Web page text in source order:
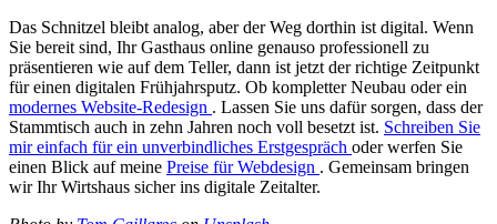
Das Schnitzel bleibt analog, aber der Weg dorthin ist digital. Wenn
Sie bereit sind, Ihr Gasthaus online genauso professionell zu
präsentieren wie auf dem Teller, dann ist jetzt der richtige Zeitpunkt
für einen digitalen Frühjahrsputz. Ob kompletter Neubau oder ein
modernes Website-Redesign . Lassen Sie uns dafür sorgen, dass der
Stammtisch auch in zehn Jahren noch voll besetzt ist. Schreiben Sie
mir einfach für ein unverbindliches Erstgespräch oder werfen Sie
einen Blick auf meine Preise für Webdesign . Gemeinsam bringen
wir Ihr Wirtshaus sicher ins digitale Zeitalter.